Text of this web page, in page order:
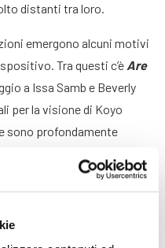
distanti tra loro.
emergono alcuni motivi
Tra questi c’è Are
a Issa Samb e Beverly
per la visione di Koyo
sono profondamente
e con la dimensione
della